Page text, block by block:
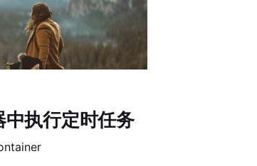
执行定时任务